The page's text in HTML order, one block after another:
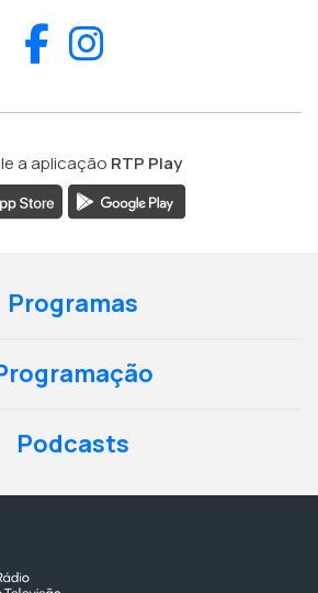
Facebook
a aplicação RTP Play
Programas
Podcasts